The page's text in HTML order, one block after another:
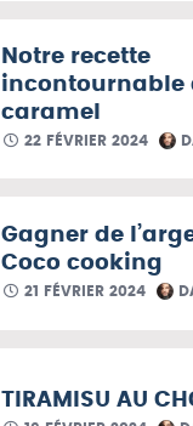
Notre recette
incontournable
caramel
22 FÉVRIER 2024
Gagner de
Coco cooking
21 FÉVRIER 2024
TIRAMISU AU